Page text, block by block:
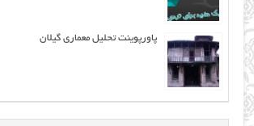
پاورپوینت تحلیل معماري گيلان